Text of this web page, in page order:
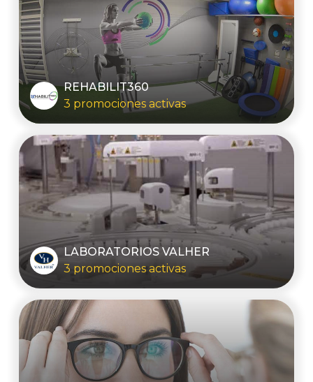
REHABILIT360
3 promociones activas
LABORATORIOS VALHER
3 promociones activas